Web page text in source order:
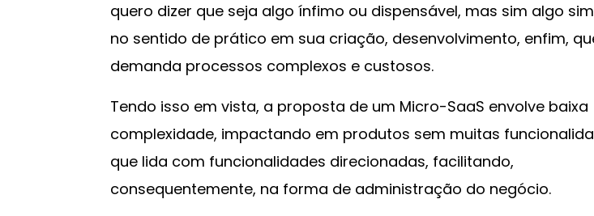
quero dizer que seja algo ínfimo ou dispensável, mas sim algo
no sentido de prático em sua criação, desenvolvimento, enfim,
demanda processos complexos e custosos.
Tendo isso em vista, a proposta de um Micro-SaaS envolve baixa
complexidade, impactando em produtos sem muitas
que lida com funcionalidades direcionadas, facilitando,
consequentemente, na forma de administração do negócio.